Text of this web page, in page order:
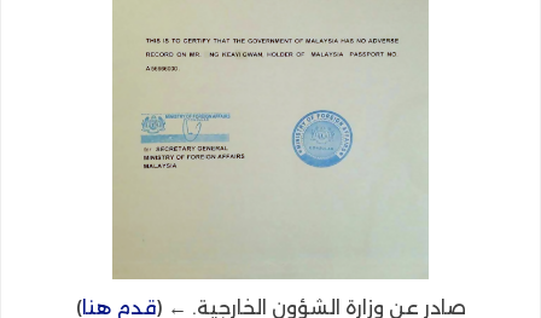
صادر عن وزارة الشؤون الخارجية. ← (قدم هنا)